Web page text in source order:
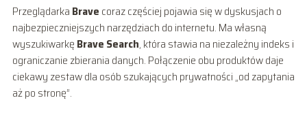
Przeglądarka Brave coraz częściej pojawia się w dyskusjach o
najbezpieczniejszych narzędziach do internetu. Ma własną
wyszukiwarkę Brave Search, która stawia na niezależny indeks i
ograniczanie zbierania danych. Połączenie obu produktów daje
ciekawy zestaw dla osób szukających prywatności „od zapytania
aż po stronę”.